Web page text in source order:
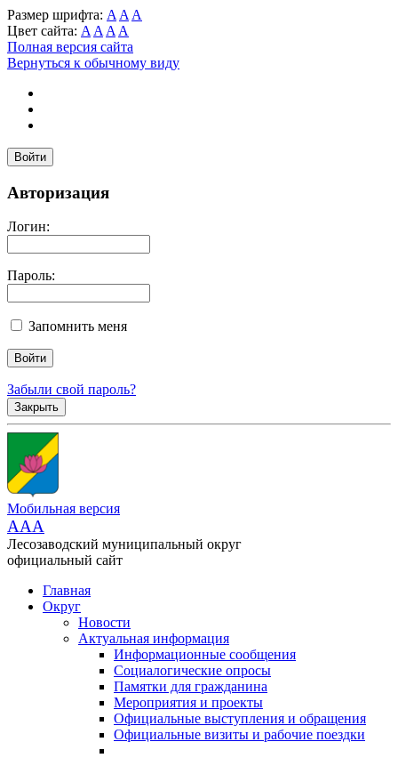
Размер шрифта: A A A
Цвет сайта: A A A A
Полная версия сайта
Вернуться к обычному виду
Войти
Авторизация
Логин:
Пароль:
Запомнить меня
Забыли свой пароль?
Закрыть
Мобильная версия
AAA
Лесозаводский муниципальный округ
официальный сайт
Главная
Округ
Новости
Актуальная информация
Информационные сообщения
Социалогические опросы
Памятки для гражданина
Мероприятия и проекты
Официальные выступления и обращения
Официальные визиты и рабочие поездки